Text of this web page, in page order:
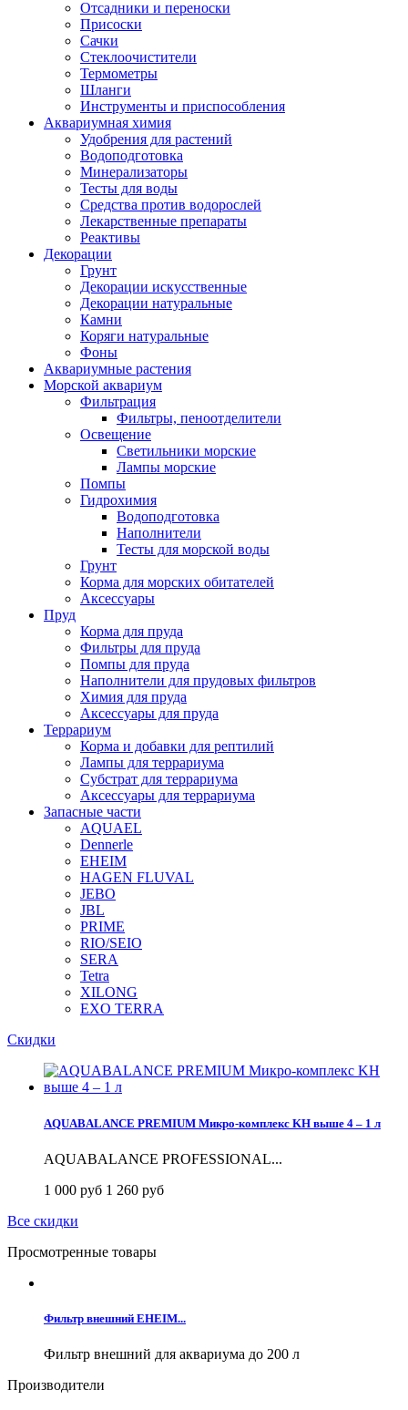
Отсадники и переноски
Присоски
Сачки
Стеклоочистители
Термометры
Шланги
Инструменты и приспособления
Аквариумная химия
Удобрения для растений
Водоподготовка
Минерализаторы
Тесты для воды
Средства против водорослей
Лекарственные препараты
Реактивы
Декорации
Грунт
Декорации искусственные
Декорации натуральные
Камни
Коряги натуральные
Фоны
Аквариумные растения
Морской аквариум
Фильтрация
Фильтры, пеноотделители
Освещение
Светильники морские
Лампы морские
Помпы
Гидрохимия
Водоподготовка
Наполнители
Тесты для морской воды
Грунт
Корма для морских обитателей
Аксессуары
Пруд
Корма для пруда
Фильтры для пруда
Помпы для пруда
Наполнители для прудовых фильтров
Химия для пруда
Аксессуары для пруда
Террариум
Корма и добавки для рептилий
Лампы для террариума
Субстрат для террариума
Аксессуары для террариума
Запасные части
AQUAEL
Dennerle
EHEIM
HAGEN FLUVAL
JEBO
JBL
PRIME
RIO/SEIO
SERA
Tetra
XILONG
EXO TERRA
Скидки
AQUABALANCE PREMIUM Микро-комплекс KH выше 4 – 1 л
AQUABALANCE PROFESSIONAL...
1 000 руб 1 260 руб
Все скидки
Просмотренные товары
Фильтр внешний EHEIM...
Фильтр внешний для аквариума до 200 л
Производители